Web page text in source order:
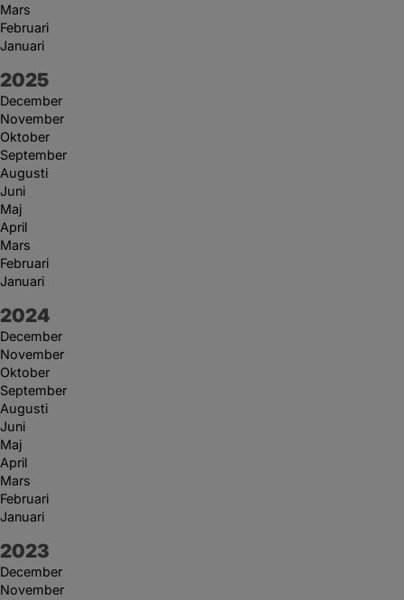
Mars
Februari
Januari
År:
2025
December
November
Oktober
September
Augusti
Juni
Maj
April
Mars
Februari
Januari
År:
2024
December
November
Oktober
September
Augusti
Juni
Maj
April
Mars
Februari
Januari
År:
2023
December
November